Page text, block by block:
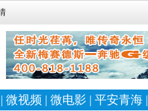
| 微视频 | 微电影 | 平安青海 |